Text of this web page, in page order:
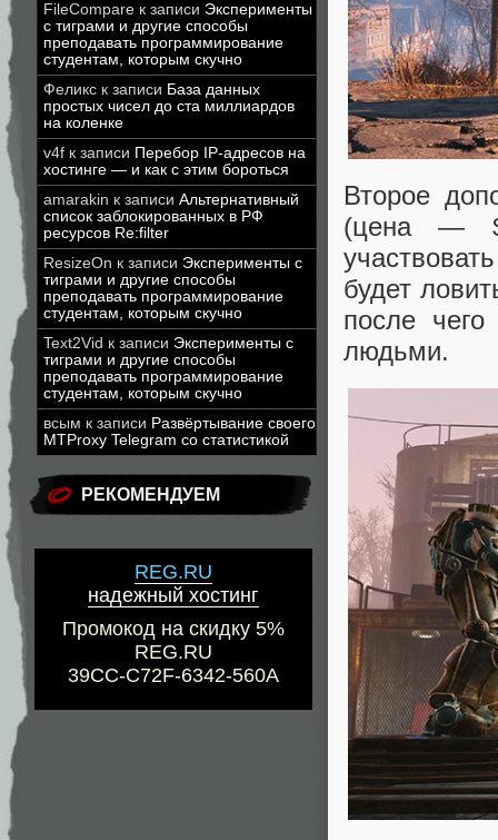
FileCompare к записи Эксперименты
с тиграми и другие способы
преподавать программирование
студентам, которым скучно
Феликс к записи База данных
простых чисел до ста миллиардов
на коленке
v4f к записи Перебор IP-адресов на
хостинге — и как с этим бороться
amarakin к записи Альтернативный
список заблокированных в РФ
ресурсов Re:filter
ResizeOn к записи Эксперименты с
тиграми и другие способы
преподавать программирование
студентам, которым скучно
Text2Vid к записи Эксперименты с
тиграми и другие способы
преподавать программирование
студентам, которым скучно
всым к записи Развёртывание своего
MTProxy Telegram со статистикой
РЕКОМЕНДУЕМ
REG.RU
надежный хостинг
Промокод на скидку 5%
REG.RU
39CC-C72F-6342-560A
Второе
(цена —
будет
после
людьми.